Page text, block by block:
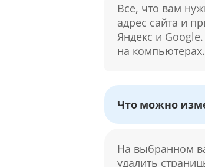
Все, что вам
адрес сайта и
Яндекс и
на компьютерах.
Что можно
На выбранном
удалить